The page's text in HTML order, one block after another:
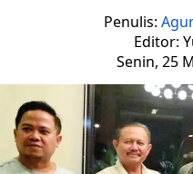
Penulis:
Editor:
Senin, 25